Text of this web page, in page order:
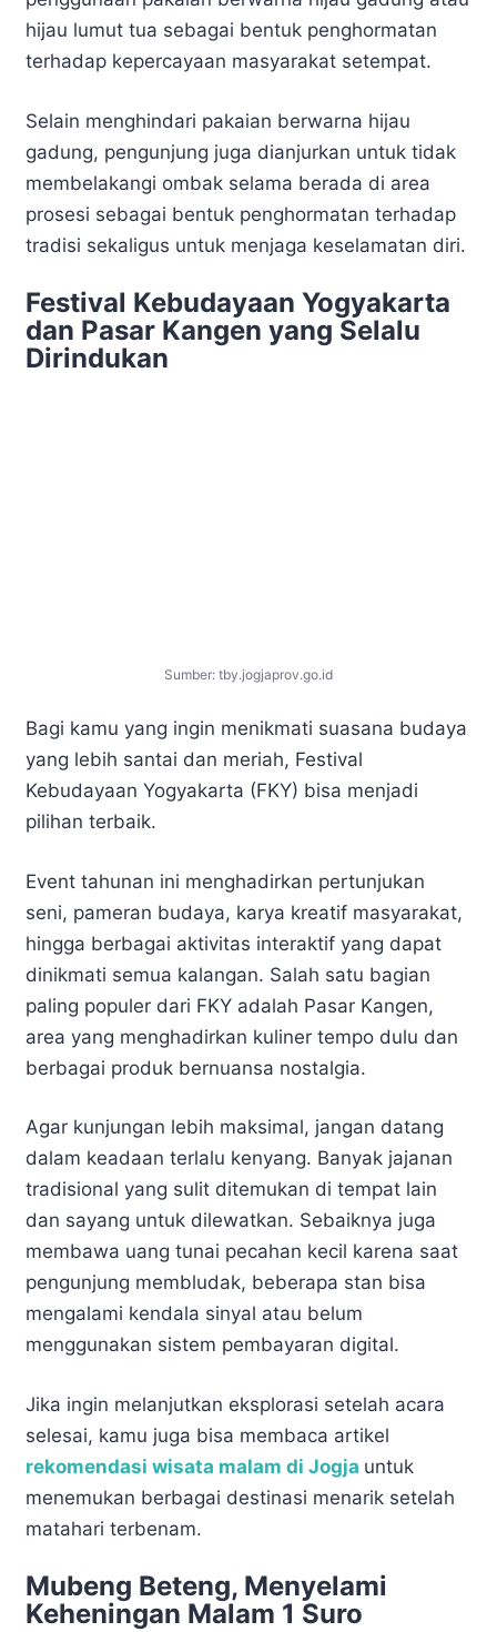
hijau lumut tua sebagai bentuk penghormatan
terhadap kepercayaan masyarakat setempat.
Selain menghindari pakaian berwarna hijau
gadung, pengunjung juga dianjurkan untuk tidak
membelakangi ombak selama berada di area
prosesi sebagai bentuk penghormatan terhadap
tradisi sekaligus untuk menjaga keselamatan diri.
Festival Kebudayaan Yogyakarta
dan Pasar Kangen yang Selalu
Dirindukan
Sumber: tby.jogjaprov.go.id
Bagi kamu yang ingin menikmati suasana budaya
yang lebih santai dan meriah, Festival
Kebudayaan Yogyakarta (FKY) bisa menjadi
pilihan terbaik.
Event tahunan ini menghadirkan pertunjukan
seni, pameran budaya, karya kreatif masyarakat,
hingga berbagai aktivitas interaktif yang dapat
dinikmati semua kalangan. Salah satu bagian
paling populer dari FKY adalah Pasar Kangen,
area yang menghadirkan kuliner tempo dulu dan
berbagai produk bernuansa nostalgia.
Agar kunjungan lebih maksimal, jangan datang
dalam keadaan terlalu kenyang. Banyak jajanan
tradisional yang sulit ditemukan di tempat lain
dan sayang untuk dilewatkan. Sebaiknya juga
membawa uang tunai pecahan kecil karena saat
pengunjung membludak, beberapa stan bisa
mengalami kendala sinyal atau belum
menggunakan sistem pembayaran digital.
Jika ingin melanjutkan eksplorasi setelah acara
selesai, kamu juga bisa membaca artikel
rekomendasi wisata malam di Jogja untuk
menemukan berbagai destinasi menarik setelah
matahari terbenam.
Mubeng Beteng, Menyelami
Keheningan Malam 1 Suro